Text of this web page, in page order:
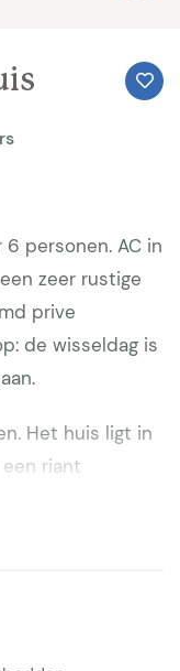
personen. AC in
zeer rustige
prive
de wisseldag is
Het huis ligt in
riant
de kinderen.
heeft een
de woning